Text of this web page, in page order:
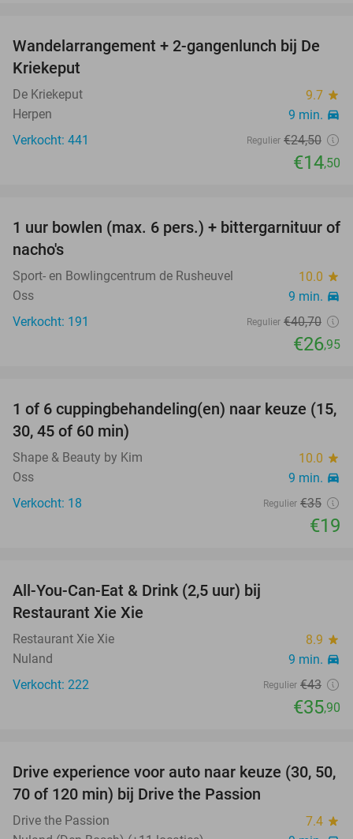
41%
Wandelarrangement + 2-gangenlunch bij De
Kriekeput
De Kriekeput 9.7 star
Herpen 9 min. directions_car
Verkocht: 441 Regulier €24,50
€14,50
34%
1 uur bowlen (max. 6 pers.) + bittergarnituur of
nacho's
Sport- en Bowlingcentrum de Rusheuvel 10.0 star
Oss 9 min. directions_car
Verkocht: 191 Regulier €40,70
€26,95
46%
1 of 6 cuppingbehandeling(en) naar keuze (15,
30, 45 of 60 min)
Shape & Beauty by Kim 10.0 star
Oss 9 min. directions_car
Verkocht: 18 Regulier €35
€19
All-You-Can-Eat & Drink (2,5 uur) bij
Restaurant Xie Xie
Restaurant Xie Xie 8.9 star
Nuland 9 min. directions_car
Verkocht: 222 Regulier €43
€35,90
31%
Drive experience voor auto naar keuze (30, 50,
70 of 120 min) bij Drive the Passion
Drive the Passion 7.4 star